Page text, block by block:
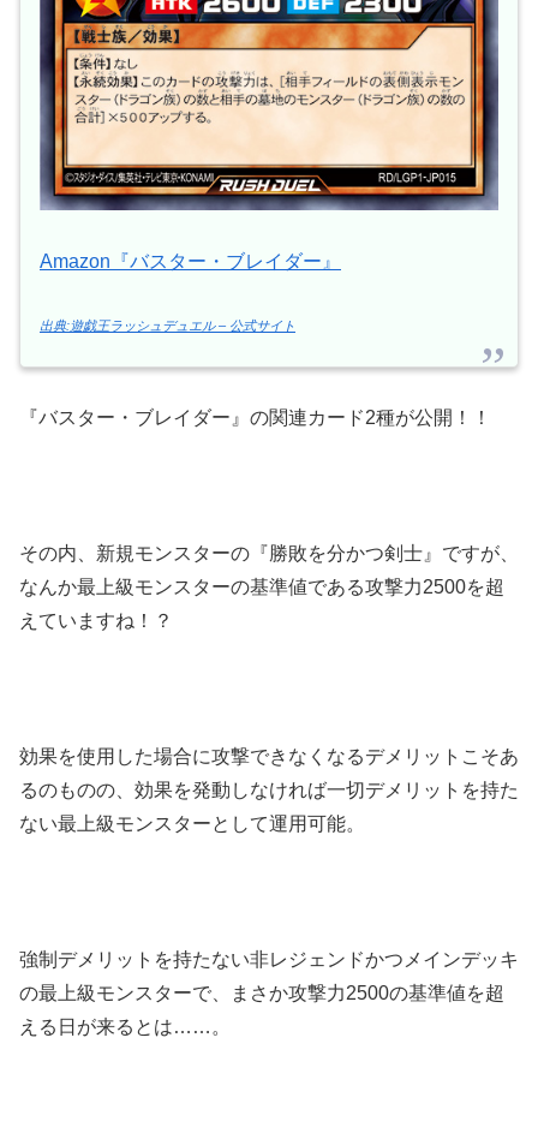
Amazon『バスター・ブレイダー』
出典:遊戯王ラッシュデュエル – 公式サイト
『バスター・ブレイダー』の関連カード2種が公開！！
その内、新規モンスターの『勝敗を分かつ剣士』ですが、
なんか最上級モンスターの基準値である攻撃力2500を超
えていますね！？
効果を使用した場合に攻撃できなくなるデメリットこそあ
るのものの、効果を発動しなければ一切デメリットを持た
ない最上級モンスターとして運用可能。
強制デメリットを持たない非レジェンドかつメインデッキ
の最上級モンスターで、まさか攻撃力2500の基準値を超
える日が来るとは……。